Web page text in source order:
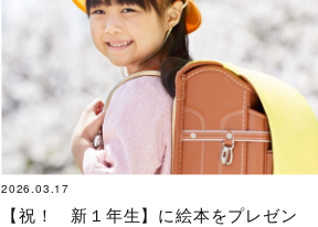
2026.03.17
【祝！ 新１年生】に絵本をプレゼン